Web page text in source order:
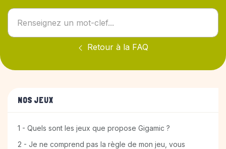
Retour à la FAQ
NOS JEUX
1 - Quels sont les jeux que propose Gigamic ?
2 - Je ne comprend pas la règle de mon jeu, vous